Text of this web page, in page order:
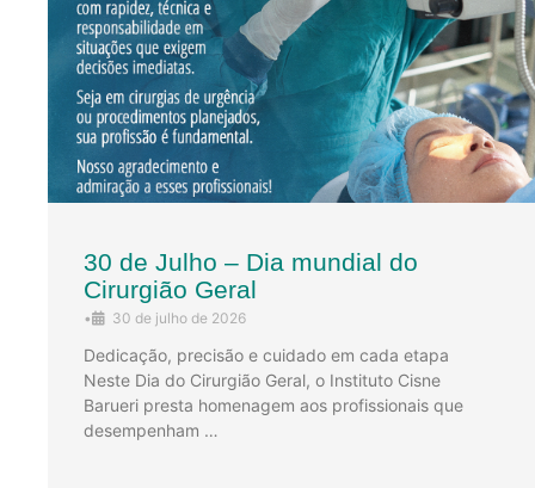
30 de Julho – Dia mundial do
Cirurgião Geral
• 30 de julho de 2026
Dedicação, precisão e cuidado em cada etapa
Neste Dia do Cirurgião Geral, o Instituto Cisne
Barueri presta homenagem aos profissionais que
desempenham …